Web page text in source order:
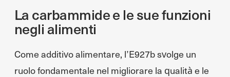
La carbammide e le sue funzioni
negli alimenti
Come additivo alimentare, l’E927b svolge un
ruolo fondamentale nel migliorare la qualità e le